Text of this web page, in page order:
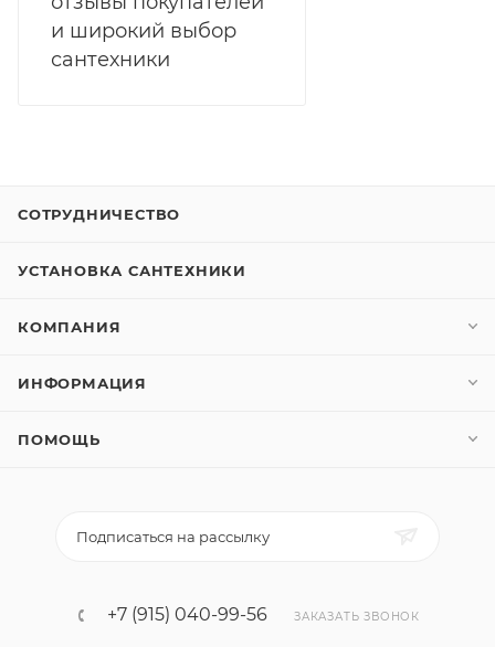
и широкий выбор
сантехники
СОТРУДНИЧЕСТВО
УСТАНОВКА САНТЕХНИКИ
КОМПАНИЯ
ИНФОРМАЦИЯ
ПОМОЩЬ
Подписаться на рассылку
+7 (915) 040-99-56 ЗАКАЗАТЬ ЗВОНОК